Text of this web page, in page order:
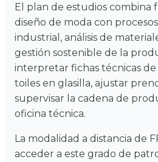
El plan de estudios combina
diseño de moda con
industrial, análisis de
gestión sostenible de la
interpretar fichas técnicas
toiles en glasilla, ajustar
supervisar la cadena de
oficina técnica.
La modalidad a distancia de
acceder a este grado de